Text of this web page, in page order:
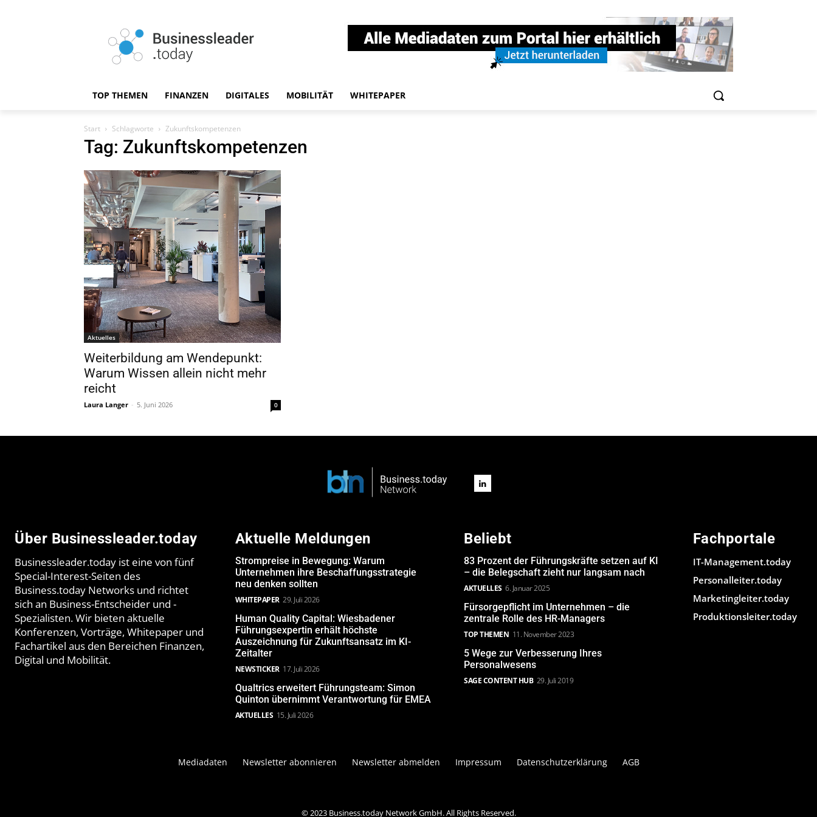
TOP THEMEN FINANZEN DIGITALES MOBILITÄT WHITEPAPER
Start Schlagworte Zukunftskompetenzen
Tag: Zukunftskompetenzen
Aktuelles
Weiterbildung am Wendepunkt:
Warum Wissen allein nicht mehr
reicht
Laura Langer - 5. Juni 2026 0
Über Businessleader.today
Businessleader.today ist eine von fünf
Special-Interest-Seiten des
Business.today Networks und richtet
sich an Business-Entscheider und -
Spezialisten. Wir bieten aktuelle
Konferenzen, Vorträge, Whitepaper und
Fachartikel aus den Bereichen Finanzen,
Digital und Mobilität.
Aktuelle Meldungen
Strompreise in Bewegung: Warum
Unternehmen ihre Beschaffungsstrategie
neu denken sollten
WHITEPAPER 29. Juli 2026
Human Quality Capital: Wiesbadener
Führungsexpertin erhält höchste
Auszeichnung für Zukunftsansatz im KI-
Zeitalter
NEWSTICKER 17. Juli 2026
Qualtrics erweitert Führungsteam: Simon
Quinton übernimmt Verantwortung für EMEA
AKTUELLES 15. Juli 2026
Beliebt
83 Prozent der Führungskräfte setzen auf KI
– die Belegschaft zieht nur langsam nach
AKTUELLES 6. Januar 2025
Fürsorgepflicht im Unternehmen – die
zentrale Rolle des HR-Managers
TOP THEMEN 11. November 2023
5 Wege zur Verbesserung Ihres
Personalwesens
SAGE CONTENT HUB 29. Juli 2019
Fachportale
IT-Management.today
Personalleiter.today
Marketingleiter.today
Produktionsleiter.today
Mediadaten Newsletter abonnieren Newsletter abmelden Impressum Datenschutzerklärung AGB
© 2023 Business.today Network GmbH. All Rights Reserved.